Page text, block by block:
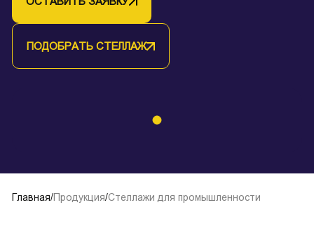
ПОДОБРАТЬ СТЕЛЛАЖ
Главная/Продукция/Стеллажи для промышленности